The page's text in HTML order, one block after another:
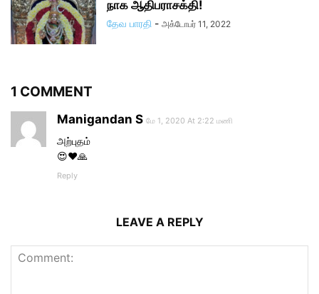
நாக ஆதிபராசக்தி!
தேவ பாரதி - அக்டோபர் 11, 2022
1 COMMENT
Manigandan S மே 1, 2020 At 2:22 மணி
அற்புதம்
😍❤🙏
Reply
LEAVE A REPLY